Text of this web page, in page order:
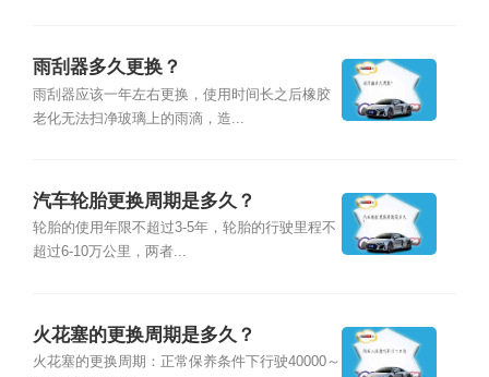
雨刮器多久更换？
雨刮器应该一年左右更换，使用时间长之后橡胶
老化无法扫净玻璃上的雨滴，造...
汽车轮胎更换周期是多久？
轮胎的使用年限不超过3-5年，轮胎的行驶里程不
超过6-10万公里，两者...
火花塞的更换周期是多久？
火花塞的更换周期：正常保养条件下行驶40000～